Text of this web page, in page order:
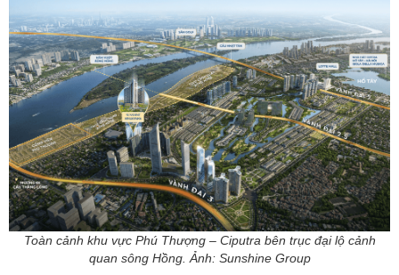
Toàn cảnh khu vực Phú Thượng – Ciputra bên trục đại lộ cảnh
quan sông Hồng. Ảnh: Sunshine Group